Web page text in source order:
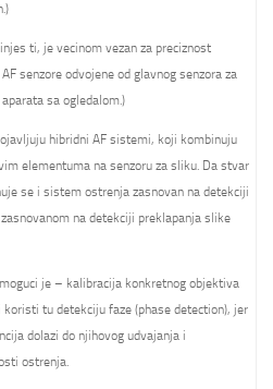
ti, je vecinom vezan za preciznost
senzore odvojene od glavnog senzora za
sa ogledalom.)
hibridni AF sistemi, koji kombinuju
elementuma na senzoru za sliku. Da stvar
se i sistem ostrenja zasnovan na detekciji
na detekciji preklapanja slike
je – kalibracija konkretnog objektiva
tu detekciju faze (phase detection), jer
dolazi do njihovog udvajanja i
ostrenja.